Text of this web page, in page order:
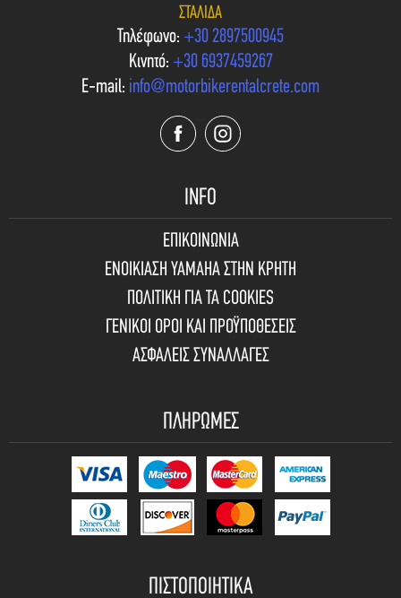
ΣΤΑΛΊΔΑ
Τηλέφωνο: +30 2897500945
Κινητό: +30 6937459267
E-mail: info@motorbikerentalcrete.com
INFO
ΕΠΙΚΟΙΝΩΝΙΑ
ΕΝΟΙΚΙΑΣΗ YAMAHA ΣΤΗΝ ΚΡΗΤΗ
ΠΟΛΙΤΙΚΗ ΓΙΑ ΤΑ COOKIES
ΓΕΝΙΚΟΙ ΟΡΟΙ ΚΑΙ ΠΡΟΫΠΟΘΕΣΕΙΣ
ΑΣΦΑΛΕΙΣ ΣΥΝΑΛΛΑΓΕΣ
ΠΛΗΡΩΜΕΣ
ΠΙΣΤΟΠΟΙΗΤΙΚΑ